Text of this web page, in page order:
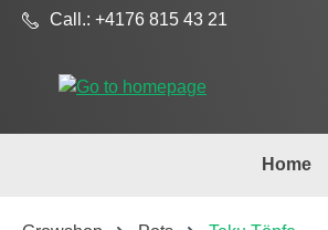
to main content
Skip to search
Skip to main navigation
Call.: +4176 815 43 21
Home